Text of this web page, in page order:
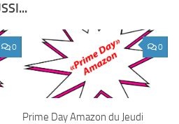
0 0
Prime Day Amazon du Jeudi